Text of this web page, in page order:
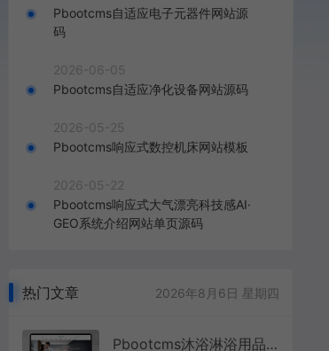
Pbootcms自适应电子元器件网站源
码
2026-06-05
Pbootcms自适应净化设备网站源码
2026-05-25
Pbootcms响应式数控机床网站模板
2026-05-22
Pbootcms响应式大气漂亮科技感AI·
GEO系统介绍网站单页源码
热门文章 2026年8月6日 星期四
Pbootcms沐浴淋浴用品网站模板